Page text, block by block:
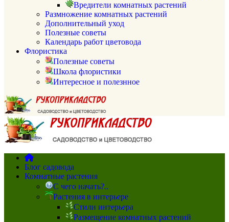
Вредители комнатных растений
Размножение комнатных растений
Дополнительный уход
Полезные советы
Календарь работ цветовода
Флористика
Полезные советы
Школа флористики
Интересное и полезнное
Блог садовода
Комнатные растения
С чего начать?..
Растения в интерьере
Стили интерьера
Размещение комнатных растений